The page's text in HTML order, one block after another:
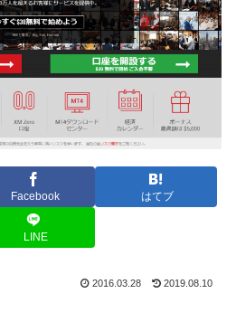
Facebook はてブ
LINE
2016.03.28 2019.08.10